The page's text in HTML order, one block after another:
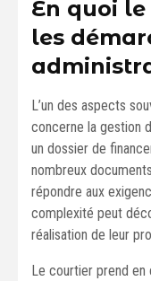
En quoi
les
L’un des aspects
concerne la gestion
un dossier de
nombreux
répondre aux
complexité peut
réalisation de leur
Le courtier prend en